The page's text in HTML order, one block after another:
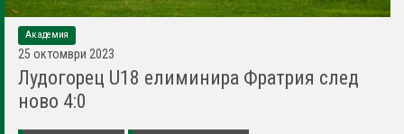
Академия
25 октомври 2023
Лудогорец U18 елиминира Фратрия след
ново 4:0